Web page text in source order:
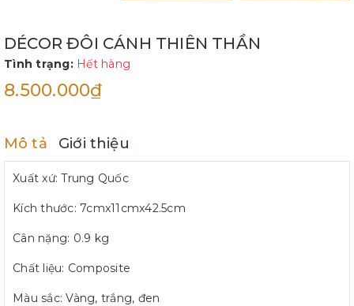
DÉCOR ĐÔI CÁNH THIÊN THẦN
Tình trạng: Hết hàng
8.500.000₫
Mô tả Giới thiệu
Xuất xứ: Trung Quốc
Kích thước: 7cmx11cmx42.5cm
Cân nặng: 0.9 kg
Chất liệu: Composite
Màu sắc: Vàng, trắng, đen